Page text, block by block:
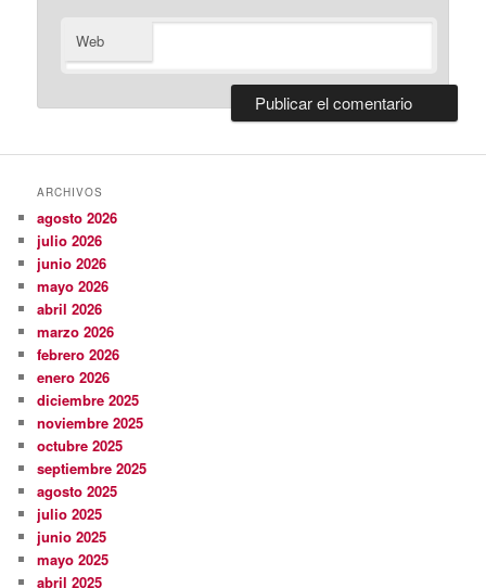
Web
ARCHIVOS
agosto 2026
julio 2026
junio 2026
mayo 2026
abril 2026
marzo 2026
febrero 2026
enero 2026
diciembre 2025
noviembre 2025
octubre 2025
septiembre 2025
agosto 2025
julio 2025
junio 2025
mayo 2025
abril 2025